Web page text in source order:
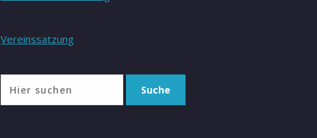
Vereinssatzung